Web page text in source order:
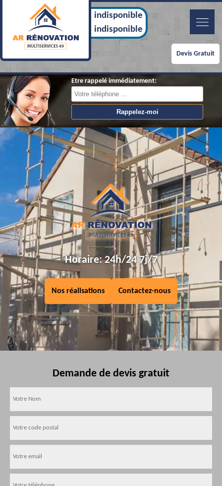
indisponible
indisponible
Devis Gratuit
Etre rappelé immédiatement:
Horaire: 24h/24 7j/7
Nos réalisations Contactez-nous
Demande de devis gratuit